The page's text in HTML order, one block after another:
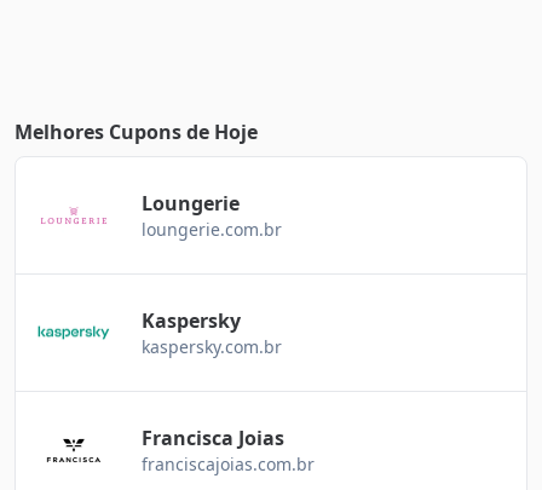
Melhores Cupons de Hoje
Loungerie
loungerie.com.br
Kaspersky
kaspersky.com.br
Francisca Joias
franciscajoias.com.br